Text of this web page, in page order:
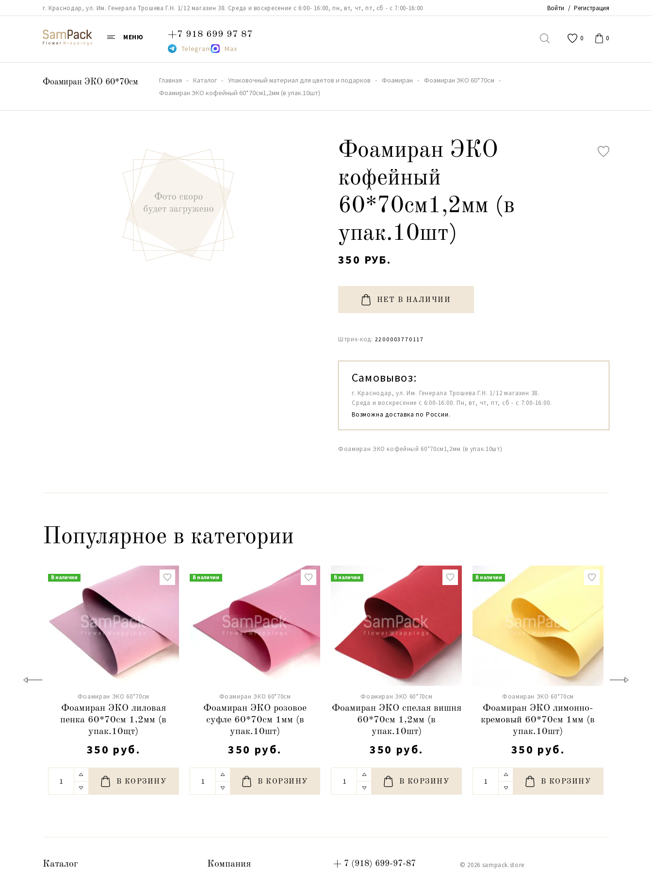
г. Краснодар, ул. Им. Генерала Трошева Г.Н. 1/12 магазин 38. Среда и воскресение с 6:00- 16:00, пн, вт, чт, пт, сб - с 7:00-16:00 Войти / Регистрация
МЕНЮ +7 918 699 97 87
Telegram Max
0 0
Фоамиран ЭКО 60*70см Главная Каталог Упаковочный материал для цветов и подарков Фоамиран
Фоамиран ЭКО 60*70см
Фоамиран ЭКО кофейный 60*70см1,2мм (в упак.10шт)
Фоамиран ЭКО
кофейный
60*70см1,2мм (в
упак.10шт)
350 РУБ.
НЕТ В НАЛИЧИИ
Штрих-код: 2200003770117
Самовывоз:
г. Краснодар, ул. Им. Генерала Трошева Г.Н. 1/12 магазин 38.
Среда и воскресение с 6:00-16:00. Пн, вт, чт, пт, сб - с 7:00-16:00.
Возможна доставка по России.
Фоамиран ЭКО кофейный 60*70см1,2мм (в упак.10шт)
Популярное в категории
В наличии
Фоамиран ЭКО 60*70см
Фоамиран ЭКО лиловая
пенка 60*70см 1,2мм (в
упак.10щт)
350 руб.
В КОРЗИНУ
В наличии
Фоамиран ЭКО 60*70см
Фоамиран ЭКО розовое
суфле 60*70см 1мм (в
упак.10шт)
350 руб.
В КОРЗИНУ
В наличии
Фоамиран ЭКО 60*70см
Фоамиран ЭКО спелая вишня
60*70см 1,2мм (в
упак.10шт)
350 руб.
В КОРЗИНУ
В наличии
Фоамиран ЭКО 60*70см
Фоамиран ЭКО лимонно-
кремовый 60*70см 1мм (в
упак.10шт)
350 руб.
В КОРЗИНУ
Каталог Компания + 7 (918) 699-97-87 © 2026 sampack.store